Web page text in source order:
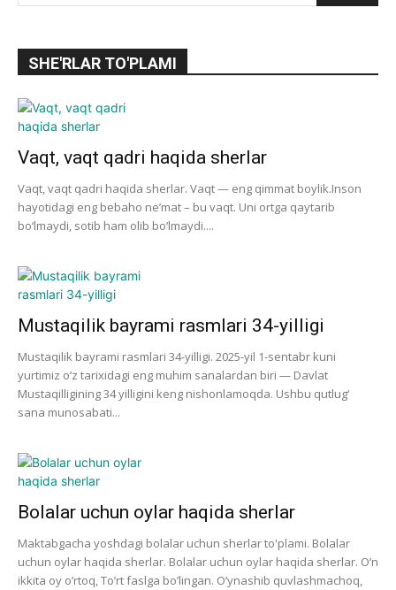
SHE'RLAR TO'PLAMI
Vaqt, vaqt qadri haqida sherlar
Vaqt, vaqt qadri haqida sherlar. Vaqt — eng qimmat boylik.Inson
hayotidagi eng bebaho ne’mat – bu vaqt. Uni ortga qaytarib
bo‘lmaydi, sotib ham olib bo‘lmaydi....
Mustaqilik bayrami rasmlari 34-yilligi
Mustaqilik bayrami rasmlari 34-yilligi. 2025-yil 1-sentabr kuni
yurtimiz o‘z tarixidagi eng muhim sanalardan biri — Davlat
Mustaqilligining 34 yilligini keng nishonlamoqda. Ushbu qutlug‘
sana munosabati...
Bolalar uchun oylar haqida sherlar
Maktabgacha yoshdagi bolalar uchun sherlar to'plami. Bolalar
uchun oylar haqida sherlar. Bolalar uchun oylar haqida sherlar. O’n
ikkita oy o’rtoq, To’rt faslga bo’lingan. O’ynashib quvlashmachoq,